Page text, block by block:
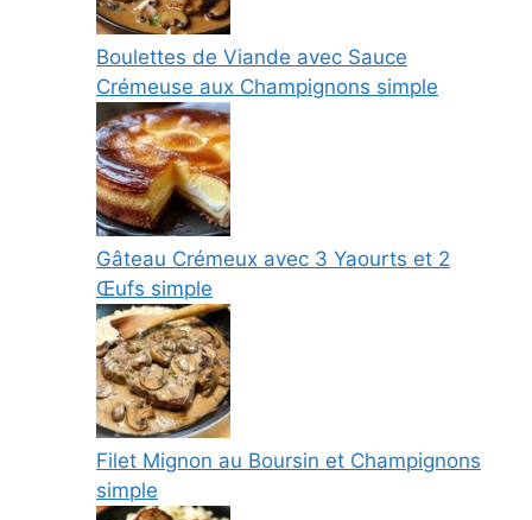
Boulettes de Viande avec Sauce
Crémeuse aux Champignons simple
Gâteau Crémeux avec 3 Yaourts et 2
Œufs simple
Filet Mignon au Boursin et Champignons
simple